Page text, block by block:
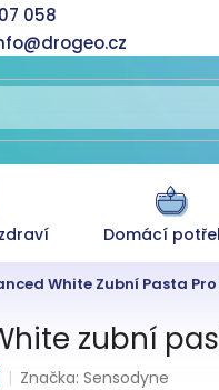
058
Domácí
White Zubní Pasta
zubní
Značka:Sensodyne